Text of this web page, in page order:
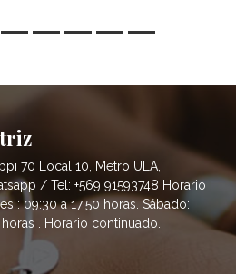
70 Local 10, Metro ULA,
/ Tel: +569 91593748 Horario
: 09:30 a 17:50 horas. Sábado:
. Horario continuado.